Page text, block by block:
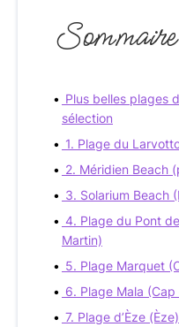
Sommaire
Plus belles plages
sélection
1. Plage du
2. Méridien Beach
3. Solarium Beach
4. Plage du Pont
Martin)
5. Plage Marquet
6. Plage Mala (Cap
7. Plage d’Èze (Èze)